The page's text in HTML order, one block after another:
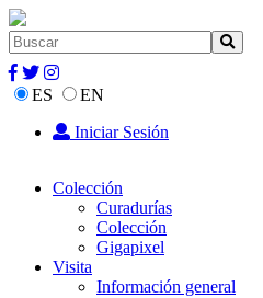
ES
EN
Iniciar Sesión
Colección
Curadurías
Colección
Gigapixel
Visita
Información general